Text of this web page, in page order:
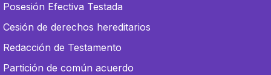
Posesión Efectiva Testada
Cesión de derechos hereditarios
Redacción de Testamento
Partición de común acuerdo